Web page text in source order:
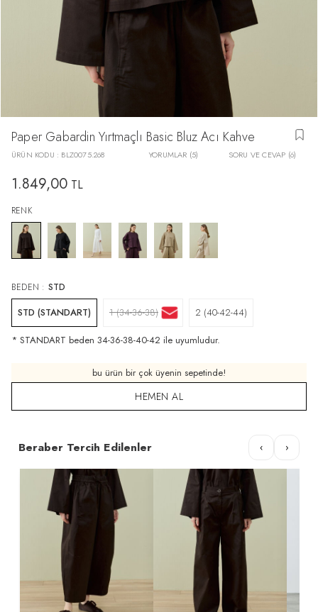
Paper Gabardin Yırtmaçlı Basic Bluz Acı Kahve
ÜRÜN KODU : BLZ0075.268 YORUMLAR (5) SORU VE CEVAP (6)
1.849,00 TL
RENK
BEDEN : STD
STD (STANDART) 1 (34-36-38) 2 (40-42-44)
* STANDART beden 34-36-38-40-42 ile uyumludur.
bu ürün bir çok üyenin sepetinde!
HEMEN AL
Beraber Tercih Edilenler ‹ ›